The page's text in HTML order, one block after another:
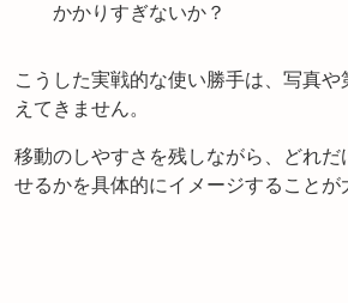
かかりすぎないか？
こうした実戦的な使い勝手は、写真
えてきません。
移動のしやすさを残しながら、どれだ
せるかを具体的にイメージすることが